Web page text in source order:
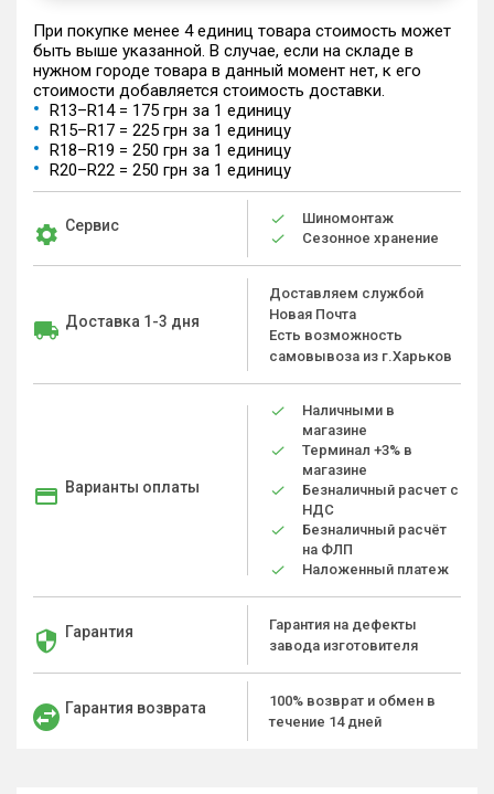
При покупке менее 4 единиц товара стоимость может
быть выше указанной. В случае, если на складе в
нужном городе товара в данный момент нет, к его
стоимости добавляется стоимость доставки.
R13–R14 = 175 грн за 1 единицу
R15–R17 = 225 грн за 1 единицу
R18–R19 = 250 грн за 1 единицу
R20–R22 = 250 грн за 1 единицу
Сервис
Шиномонтаж
Сезонное хранение
Доставка 1-3 дня
Доставляем службой
Новая Почта
Есть возможность
самовывоза из г.Харьков
Варианты оплаты
Наличными в
магазине
Терминал +3% в
магазине
Безналичный расчет с
НДС
Безналичный расчёт
на ФЛП
Наложенный платеж
Гарантия
Гарантия на дефекты
завода изготовителя
Гарантия возврата
100% возврат и обмен в
течение 14 дней